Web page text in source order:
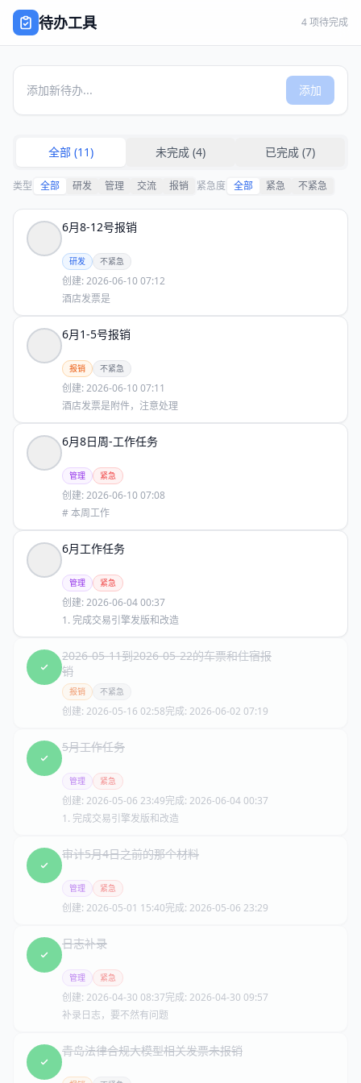
待办工具 4项待完成
添加
全部 (11) 未完成 (4) 已完成 (7)
类型 全部 研发 管理 交流 报销 紧急度 全部 紧急 不紧急
6月8-12号报销
研发 不紧急
创建: 2026-06-10 07:12
酒店发票是
6月1-5号报销
报销 不紧急
创建: 2026-06-10 07:11
酒店发票是附件，注意处理
6月8日周-工作任务
管理 紧急
创建: 2026-06-10 07:08
# 本周工作
6月工作任务
管理 紧急
创建: 2026-06-04 00:37
1. 完成交易引擎发版和改造
2026-05-11到2026-05-22的车票和住宿报
销
报销 不紧急
创建: 2026-05-16 02:58完成: 2026-06-02 07:19
5月工作任务
管理 紧急
创建: 2026-05-06 23:49完成: 2026-06-04 00:37
1. 完成交易引擎发版和改造
审计5月4日之前的那个材料
管理 紧急
创建: 2026-05-01 15:40完成: 2026-05-06 23:29
日志补录
管理 紧急
创建: 2026-04-30 08:37完成: 2026-04-30 09:57
补录日志，要不然有问题
青岛法律合规大模型相关发票未报销